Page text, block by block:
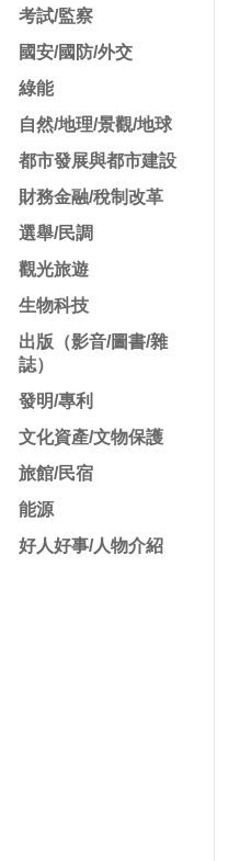
考試/監察
國安/國防/外交
綠能
自然/地理/景觀/地球
都市發展與都市建設
財務金融/稅制改革
選舉/民調
觀光旅遊
生物科技
出版（影音/圖書/雜
誌）
發明/專利
文化資產/文物保護
旅館/民宿
能源
好人好事/人物介紹